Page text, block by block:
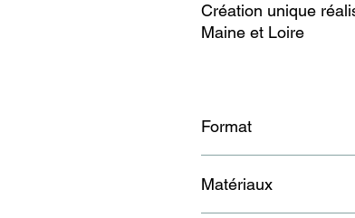
Création unique
Maine et Loire
Format
Matériaux